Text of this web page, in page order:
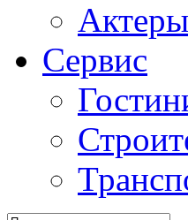
Актеры
Сервис